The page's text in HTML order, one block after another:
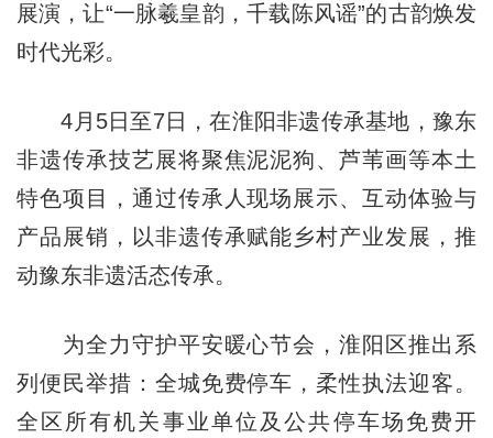
展演，让“一脉羲皇韵，千载陈风谣”的古韵焕发
时代光彩。
4月5日至7日，在淮阳非遗传承基地，豫东
非遗传承技艺展将聚焦泥泥狗、芦苇画等本土
特色项目，通过传承人现场展示、互动体验与
产品展销，以非遗传承赋能乡村产业发展，推
动豫东非遗活态传承。
为全力守护平安暖心节会，淮阳区推出系
列便民举措：全城免费停车，柔性执法迎客。
全区所有机关事业单位及公共停车场免费开